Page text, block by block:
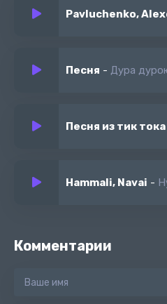
Pavluchenko,
Песня - Дура дурою я же
Песня из тик тока
Hammali, Navai - Ну
Комментарии